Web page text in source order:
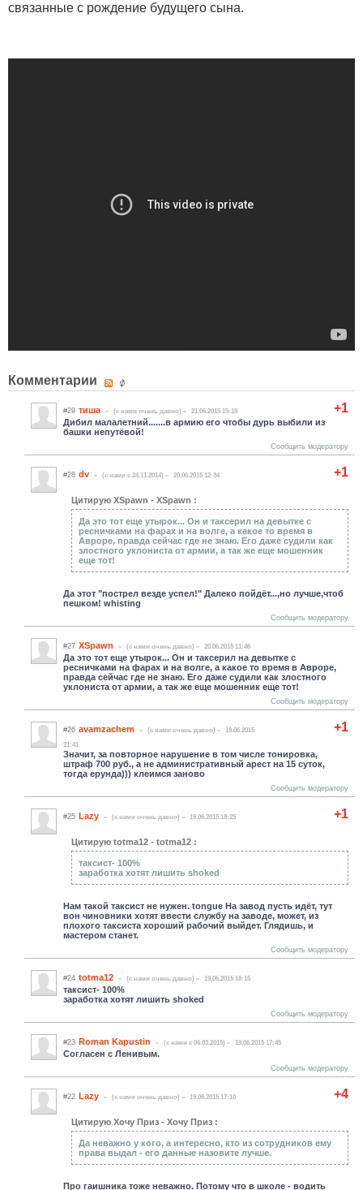
связанные с рождение будущего сына.
Комментарии
+1
#29 тиша (c нами очень давно) 21.06.2015 15:19
Дибил малалетний.......в армию его чтобы дурь выбили из
башки непутёвой!
Сообщить модератору
+1
#28 dv (c нами с 24.11.2014) 20.06.2015 12:34
Цитирую XSpawn - XSpawn :
Да это тот еще утырок... Он и таксерил на девытке с
ресничками на фарах и на волге, а какое то время в
Авроре, правда сейчас где не знаю. Его даже судили как
злостного уклониста от армии, а так же еще мошенник
еще тот!
Да этот "пострел везде успел!" Далеко пойдёт...,но лучше,чтоб
пешком! whisting
Сообщить модератору
#27 XSpawn (c нами очень давно) 20.06.2015 11:46
Да это тот еще утырок... Он и таксерил на девытке с
ресничками на фарах и на волге, а какое то время в Авроре,
правда сейчас где не знаю. Его даже судили как злостного
уклониста от армии, а так же еще мошенник еще тот!
Сообщить модератору
+1
#26 avamzachem (c нами очень давно)
19.06.2015
21:41
Значит, за повторное нарушение в том числе тонировка,
штраф 700 руб., а не административный арест на 15 суток,
тогда ерунда))) клеимся заново
Сообщить модератору
+1
#25 Lazy (c нами очень давно) 19.06.2015 18:25
Цитирую totma12 - totma12 :
таксист- 100%
заработка хотят лишить shoked
Нам такой таксист не нужен. tongue На завод пусть идёт, тут
вон чиновники хотят ввести службу на заводе, может, из
плохого таксиста хороший рабочий выйдет. Глядишь, и
мастером станет.
Сообщить модератору
#24 totma12 (c нами очень давно) 19.06.2015 18:15
таксист- 100%
заработка хотят лишить shoked
Сообщить модератору
#23 Roman Kapustin (c нами с 06.03.2015) 19.06.2015 17:45
Согласен с Ленивым.
Сообщить модератору
+4
#22 Lazy (c нами очень давно) 19.06.2015 17:10
Цитирую Хочу Приз - Хочу Приз :
Да неважно у кого, а интересно, кто из сотрудников ему
права выдал - его данные назовите лучше.
Про гаишника тоже неважно. Потому что в школе - водить